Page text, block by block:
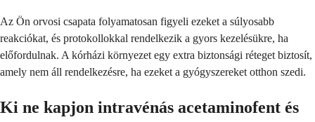
Az Ön orvosi csapata folyamatosan figyeli ezeket a súlyosabb
reakciókat, és protokollokkal rendelkezik a gyors kezelésükre, ha
előfordulnak. A kórházi környezet egy extra biztonsági réteget biztosít,
amely nem áll rendelkezésre, ha ezeket a gyógyszereket otthon szedi.
Ki ne kapjon intravénás acetaminofent és